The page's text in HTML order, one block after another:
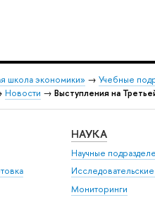
школа экономики» → Учебные
Новости → Выступления на
НАУКА
Научные
Мониторинги